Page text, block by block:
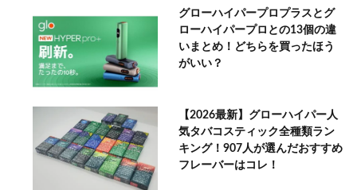
グローハイパープロプラスとグ
ローハイパープロとの13個の違
いまとめ！どちらを買ったほう
がいい？
【2026最新】グローハイパー人
気タバコスティック全種類ラン
キング！907人が選んだおすすめ
フレーバーはコレ！